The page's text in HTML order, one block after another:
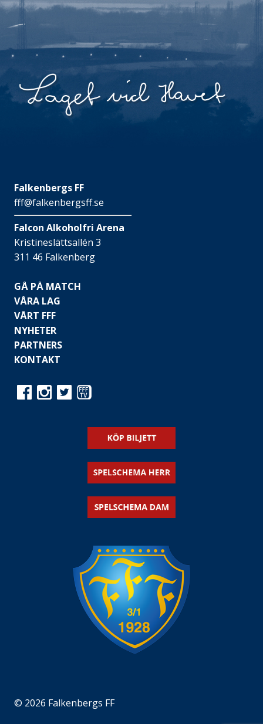
Falkenbergs FF
fff@falkenbergsff.se
Falcon Alkoholfri Arena
Kristineslättsallén 3
311 46 Falkenberg
GÅ PÅ MATCH
VÅRA LAG
VÅRT FFF
NYHETER
PARTNERS
KONTAKT
© 2026 Falkenbergs FF